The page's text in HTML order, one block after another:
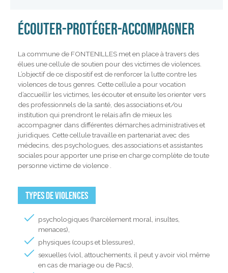
ÉCOUTER-PROTÉGER-ACCOMPAGNER
La commune de FONTENILLES met en place à travers des
élues une cellule de soutien pour des victimes de violences.
L’objectif de ce dispositif est de renforcer la lutte contre les
violences de tous genres. Cette cellule a pour vocation
d’accueillir les victimes, les écouter et ensuite les orienter vers
des professionnels de la santé, des associations et/ou
institution qui prendront le relais afin de mieux les
accompagner dans différentes démarches administratives et
juridiques. Cette cellule travaille en partenariat avec des
médecins, des psychologues, des associations et assistantes
sociales pour apporter une prise en charge complète de toute
personne victime de violence .
Types de violences
psychologiques (harcèlement moral, insultes,
menaces),
physiques (coups et blessures),
sexuelles (viol, attouchements, il peut y avoir viol même
en cas de mariage ou de Pacs),